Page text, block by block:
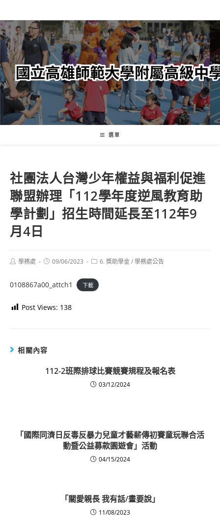
轉
至
主
內
容
選單
社團法人台灣少年權益與福利促進
聯盟辦理「112學年度逆風教育助
學計劃」招生時間延長至112年9
月4日
Post學務處
Post09/06/2023
Post6. 獎助學金/學務處公告
0108867a00_attch1 下載
Post Views: 138
相關內容
112-2班際排球比賽競賽規程及報名表
03/12/2024
「國際同濟日反毒反暴力兒童才藝薪傳初賽童玩聯合活
動暨公益募款園遊會」活動
04/15/2024
「關愛親長 我有話/畫要說」
11/08/2023